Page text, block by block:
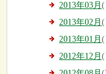
2013年03月
2013年02月
2013年01月
2012年12月